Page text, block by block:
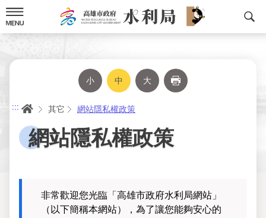
到
主
要
小 中 大
::: 首頁其它 網站隱私權政策
網站隱私權政策
非常歡迎您光臨「高雄市政府水利局網站」
（以下簡稱本網站），為了讓您能夠安心的